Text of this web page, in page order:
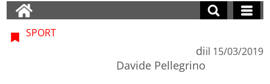
SPORT
di
Davide Pellegrino
il 15/03/2019